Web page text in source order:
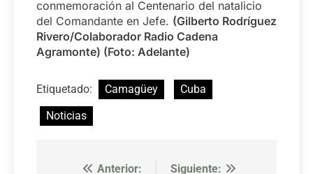
conmemoración al Centenario del natalicio
del Comandante en Jefe. (Gilberto Rodríguez
Rivero/Colaborador Radio Cadena
Agramonte) (Foto: Adelante)
Etiquetado: Camagüey
Cuba
Noticias
Anterior:
Siguiente: